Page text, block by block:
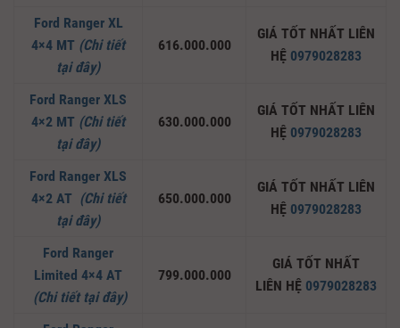
Ford Ranger XL
4×4 MT (Chi tiết
tại đây)
616.000.000
GIÁ TỐT NHẤT LIÊN
HỆ 0979028283
Ford Ranger XLS
4×2 MT (Chi tiết
tại đây)
630.000.000
GIÁ TỐT NHẤT LIÊN
HỆ 0979028283
Ford Ranger XLS
4×2 AT (Chi tiết
tại đây)
650.000.000
GIÁ TỐT NHẤT LIÊN
HỆ 0979028283
Ford Ranger
Limited 4×4 AT
(Chi tiết tại đây)
799.000.000
GIÁ TỐT NHẤT
LIÊN HỆ 0979028283